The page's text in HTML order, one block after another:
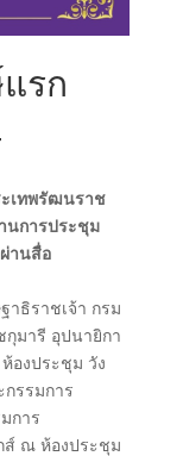
รก
ะเทพรัฒนราช
นการประชุม
านสื่อ
าธิราชเจ้า กรม
กุมารี อุปนายิกา
องประชุม วัง
รรมการ
การ
ส์ ณ ห้องประชุม